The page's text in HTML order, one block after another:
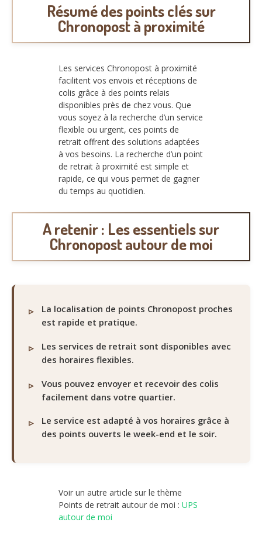
Résumé des points clés sur
Chronopost à proximité
Les services Chronopost à proximité
facilitent vos envois et réceptions de
colis grâce à des points relais
disponibles près de chez vous. Que
vous soyez à la recherche d’un service
flexible ou urgent, ces points de
retrait offrent des solutions adaptées
à vos besoins. La recherche d’un point
de retrait à proximité est simple et
rapide, ce qui vous permet de gagner
du temps au quotidien.
A retenir : Les essentiels sur
Chronopost autour de moi
La localisation de points Chronopost proches
est rapide et pratique.
Les services de retrait sont disponibles avec
des horaires flexibles.
Vous pouvez envoyer et recevoir des colis
facilement dans votre quartier.
Le service est adapté à vos horaires grâce à
des points ouverts le week-end et le soir.
Voir un autre article sur le thème
Points de retrait autour de moi : UPS
autour de moi